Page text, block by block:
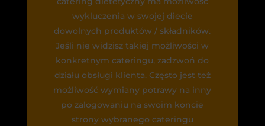
wykluczenia w swojej diecie
dowolnych produktów / składników.
Jeśli nie widzisz takiej możliwości w
konkretnym cateringu, zadzwoń do
działu obsługi klienta. Często jest też
możliwość wymiany potrawy na inny
po zalogowaniu na swoim koncie
strony wybranego cateringu